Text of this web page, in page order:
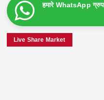
हमारे WhatsApp
Live Share Market